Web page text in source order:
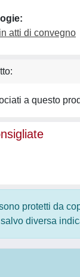
atti di convegno
a questo
protetti da
diversa